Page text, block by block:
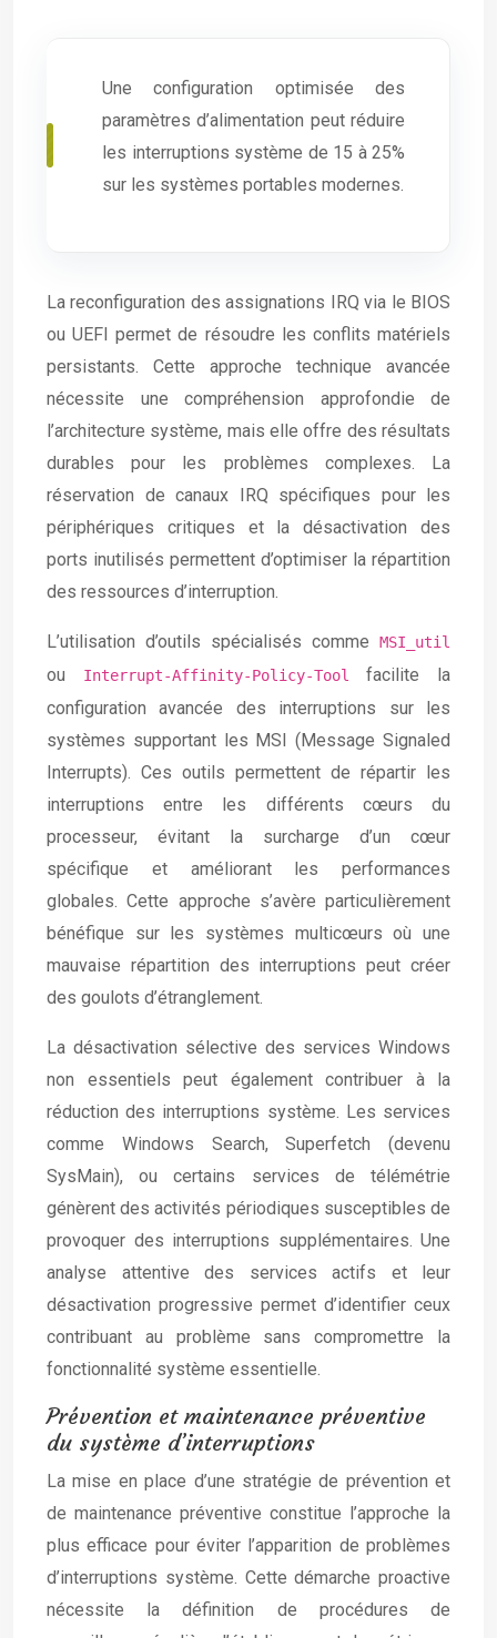
Une configuration optimisée des
paramètres d’alimentation peut réduire
les interruptions système de 15 à 25%
sur les systèmes portables modernes.
La reconfiguration des assignations IRQ via le BIOS
ou UEFI permet de résoudre les conflits matériels
persistants. Cette approche technique avancée
nécessite une compréhension approfondie de
l’architecture système, mais elle offre des résultats
durables pour les problèmes complexes. La
réservation de canaux IRQ spécifiques pour les
périphériques critiques et la désactivation des
ports inutilisés permettent d’optimiser la répartition
des ressources d’interruption.
L’utilisation d’outils spécialisés comme MSI_util
ou Interrupt-Affinity-Policy-Tool
facilite la
configuration avancée des interruptions sur les
systèmes supportant les MSI (Message Signaled
Interrupts). Ces outils permettent de répartir les
interruptions entre les différents cœurs du
processeur, évitant la surcharge d’un cœur
spécifique et améliorant les performances
globales. Cette approche s’avère particulièrement
bénéfique sur les systèmes multicœurs où une
mauvaise répartition des interruptions peut créer
des goulots d’étranglement.
La désactivation sélective des services Windows
non essentiels peut également contribuer à la
réduction des interruptions système. Les services
comme Windows Search, Superfetch (devenu
SysMain), ou certains services de télémétrie
génèrent des activités périodiques susceptibles de
provoquer des interruptions supplémentaires. Une
analyse attentive des services actifs et leur
désactivation progressive permet d’identifier ceux
contribuant au problème sans compromettre la
fonctionnalité système essentielle.
Prévention et maintenance préventive
du système d’interruptions
La mise en place d’une stratégie de prévention et
de maintenance préventive constitue l’approche la
plus efficace pour éviter l’apparition de problèmes
d’interruptions système. Cette démarche proactive
nécessite la définition de procédures de